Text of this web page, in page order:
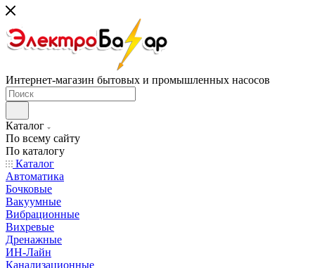
Интернет-магазин бытовых и промышленных насосов
Каталог
По всему сайту
По каталогу
Каталог
Автоматика
Бочковые
Вакуумные
Вибрационные
Вихревые
Дренажные
ИН-Лайн
Канализационные